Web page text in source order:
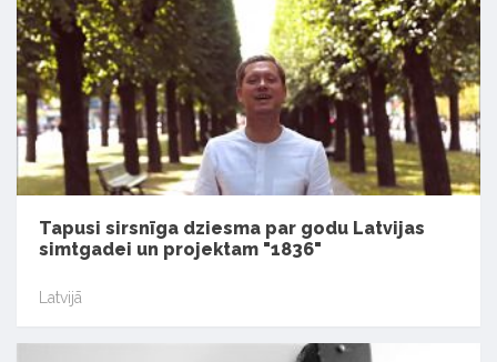
Tapusi sirsnīga dziesma par godu Latvijas
simtgadei un projektam "1836"
Latvijā